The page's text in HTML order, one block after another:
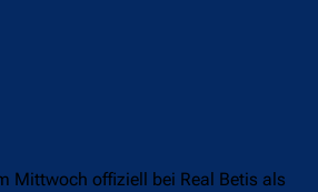
Mittwoch offiziell bei Real Betis als